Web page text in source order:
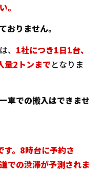
。
おりません。
、 1社につき1日1台、
量2トンまでとなりま
車での搬入はできませ
。8時台に予約さ
での渋滞が予測されま